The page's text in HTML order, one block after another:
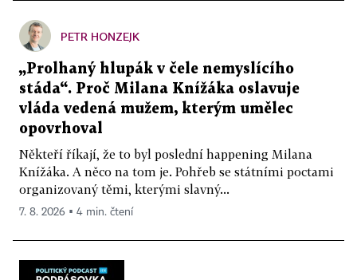
PETR HONZEJK
„Prolhaný hlupák v čele nemyslícího
stáda“. Proč Milana Knížáka oslavuje
vláda vedená mužem, kterým umělec
opovrhoval
Někteří říkají, že to byl poslední happening Milana
Knížáka. A něco na tom je. Pohřeb se státními poctami
organizovaný těmi, kterými slavný...
7. 8. 2026 ▪ 4 min. čtení